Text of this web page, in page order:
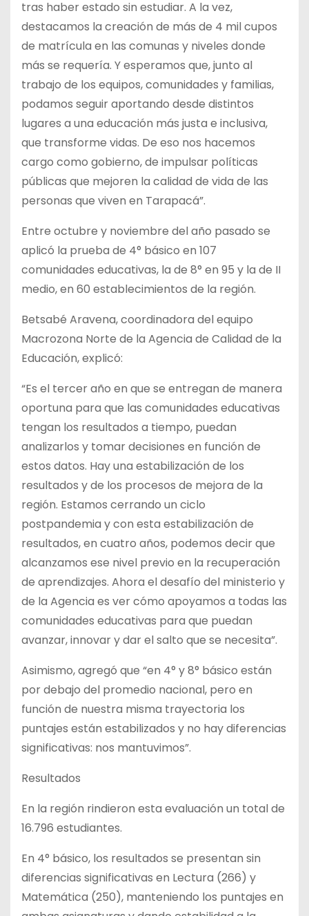
tras haber estado sin estudiar. A la vez,
destacamos la creación de más de 4 mil cupos
de matrícula en las comunas y niveles donde
más se requería. Y esperamos que, junto al
trabajo de los equipos, comunidades y familias,
podamos seguir aportando desde distintos
lugares a una educación más justa e inclusiva,
que transforme vidas. De eso nos hacemos
cargo como gobierno, de impulsar políticas
públicas que mejoren la calidad de vida de las
personas que viven en Tarapacá”.
Entre octubre y noviembre del año pasado se
aplicó la prueba de 4° básico en 107
comunidades educativas, la de 8° en 95 y la de II
medio, en 60 establecimientos de la región.
Betsabé Aravena, coordinadora del equipo
Macrozona Norte de la Agencia de Calidad de la
Educación, explicó:
“Es el tercer año en que se entregan de manera
oportuna para que las comunidades educativas
tengan los resultados a tiempo, puedan
analizarlos y tomar decisiones en función de
estos datos. Hay una estabilización de los
resultados y de los procesos de mejora de la
región. Estamos cerrando un ciclo
postpandemia y con esta estabilización de
resultados, en cuatro años, podemos decir que
alcanzamos ese nivel previo en la recuperación
de aprendizajes. Ahora el desafío del ministerio y
de la Agencia es ver cómo apoyamos a todas las
comunidades educativas para que puedan
avanzar, innovar y dar el salto que se necesita”.
Asimismo, agregó que “en 4° y 8° básico están
por debajo del promedio nacional, pero en
función de nuestra misma trayectoria los
puntajes están estabilizados y no hay diferencias
significativas: nos mantuvimos”.
Resultados
En la región rindieron esta evaluación un total de
16.796 estudiantes.
En 4° básico, los resultados se presentan sin
diferencias significativas en Lectura (266) y
Matemática (250), manteniendo los puntajes en